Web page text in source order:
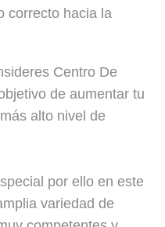
correcto hacia la
Centro De
de aumentar tu
alto nivel de
por ello en este
variedad de